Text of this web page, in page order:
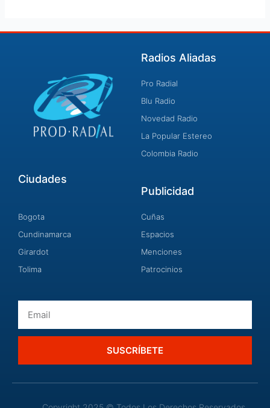
Radios Aliadas
Pro Radial
Blu Radio
Novedad Radio
La Popular Estereo
Colombia Radio
Ciudades
Bogota
Cundinamarca
Girardot
Tolima
Publicidad
Cuñas
Espacios
Menciones
Patrocinios
SUSCRÍBETE